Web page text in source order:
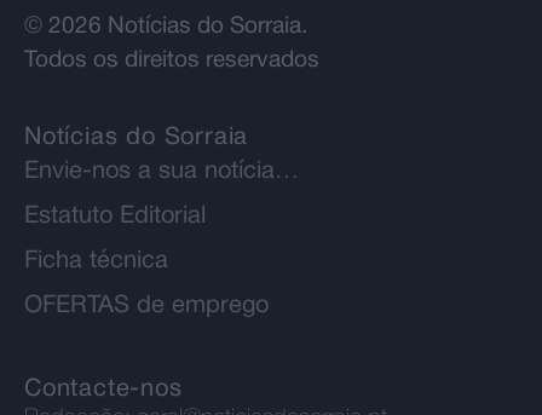
© 2026 Notícias do Sorraia.
Todos os direitos reservados
Notícias do Sorraia
Envie-nos a sua notícia…
Estatuto Editorial
Ficha técnica
OFERTAS de emprego
Contacte-nos